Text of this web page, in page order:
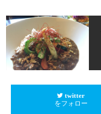
twitter
をフォロー